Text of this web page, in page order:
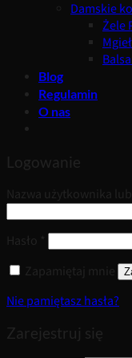
Damskie
Żele
Blog
Regulamin
O nas
Logowanie
Nazwa użytkownika
Hasło
Zapamiętaj mnie
Nie pamiętasz hasła?
Zarejestruj się